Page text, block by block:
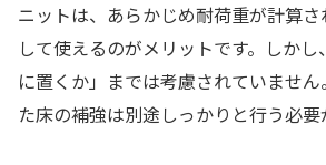
ニットは、あらかじめ耐荷重が計算
して使えるのがメリットです。しか
に置くか」までは考慮されていませ
た床の補強は別途しっかりと行う必要